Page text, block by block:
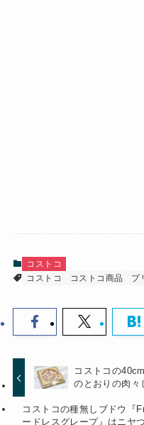
コストコ
コストコ
コストコ商品 プ
コストコの
のとおりの肉々
コストコの種無しブドウ『
ードレスグレープ』はニヤ